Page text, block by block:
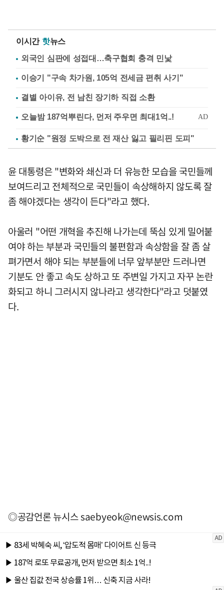
이시간 핫뉴스
외국인 심판에 성접대…축구협회 충격 민낯
이승기 "구속 차가원, 105억 전세금 편취 사기"
결별 아이유, 전 남친 장기하 직접 소환
황기순 "원정 도박으로 전 재산 잃고 필리핀 도피"
윤 대통령은 "변화와 쇄신과 더 유능한 모습을 국민들께
보여드리고 전체적으로 국민들이 속상해하지 않도록 잘
좀 해야겠다는 생각이 든다"라고 했다.
아울러 "어떤 개혁을 추진해 나가는데 뚝심 있게 밀어붙
여야 하는 부분과 국민들의 불편함과 속상함을 잘 좀 살
펴가면서 해야 되는 부분들에 너무 앞부분만 드러나면
기분도 안 좋고 속도 상하고 또 주변일 가지고 자꾸 논란
화되고 하니 그러시지 않나라고 생각한다"라고 덧붙였
다.
◎공감언론 뉴시스saebyeok@newsis.com